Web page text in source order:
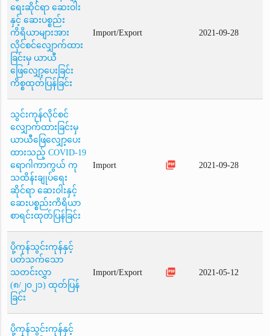
ရေးဆိုင်ရာ ဆေးဝါး
နှင့် ဆေးပစ္စည်း
ကိရိယာများအား
လိုင်စင်လျှောက်ထား
ခြင်းမှ ယာယီ
ဖြေလျှော့ပေးခြင်း
ကိစ္စထုတ်ပြန်ခြင်း
Import/Export 2021-09-28
သွင်းကုန်လိုင်စင်
လျှောက်ထားခြင်းမှ
ယာယီဖြေလျှော့ပေး
ထားသည့် COVID-19
ရောဂါကာကွယ် ကု
သထိန်းချုပ်ရေး
ဆိုင်ရာ ဆေးဝါးနှင့်
ဆေးပစ္စည်းကိရိယာ
စာရင်းထုတ်ပြန်ခြင်း
Import picture_as_pdf 2021-09-28
ပို့ကုန်သွင်းကုန်နှင့်
ပတ်သက်သော
သတင်းလွှာ
(၈/၂၀၂၁) ထုတ်ပြန်
ခြင်း
Import/Export picture_as_pdf 2021-05-12
ပို့ကုန်သွင်းကုန်နှင့်